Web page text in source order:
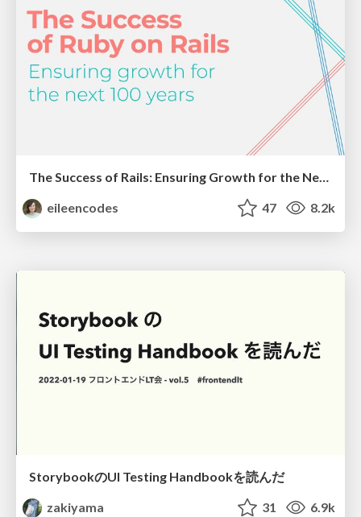
eileencodes
47 8.2k
StorybookのUI Testing Handbookを読んだ
zakiyama
31 6.9k